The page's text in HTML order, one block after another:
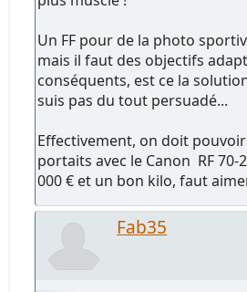
Un FF pour de la photo
mais il faut des objectifs
conséquents, est ce la
suis pas du tout persuadé...
Effectivement, on doit
portaits avec le Canon RF 70-
000 € et un bon kilo, faut
Fab35